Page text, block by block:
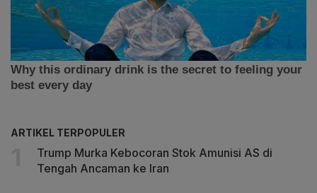
ARTIKEL TERPOPULER
Trump Murka Kebocoran Stok Amunisi AS di
Tengah Ancaman ke Iran